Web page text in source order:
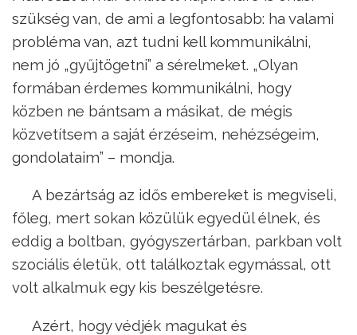
szükség van, de ami a legfontosabb: ha valami
probléma van, azt tudni kell kommunikálni,
nem jó „gyűjtögetni” a sérelmeket. „Olyan
formában érdemes kommunikálni, hogy
közben ne bántsam a másikat, de mégis
közvetítsem a saját érzéseim, nehézségeim,
gondolataim” – mondja.
A bezártság az idős embereket is megviseli,
főleg, mert sokan közülük egyedül élnek, és
eddig a boltban, gyógyszertárban, parkban volt
szociális életük, ott találkoztak egymással, ott
volt alkalmuk egy kis beszélgetésre.
Azért, hogy védjék magukat és